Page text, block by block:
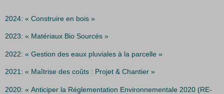
2024: « Construire en bois »
2023: « Matériaux Bio Sourcés »
2022: « Gestion des eaux pluviales à la parcelle »
2021: « Maîtrise des coûts : Projet & Chantier »
2020: « Anticiper la Réglementation Environnementale 2020 (RE-